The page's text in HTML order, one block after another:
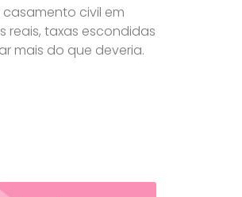
civil em
reais, taxas escondidas
mais do que deveria.